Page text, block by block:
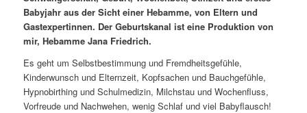
Babyjahr aus der Sicht einer Hebamme, von Eltern und
Gastexpertinnen. Der Geburtskanal ist eine Produktion von
mir, Hebamme Jana Friedrich.
Es geht um Selbstbestimmung und Fremdheitsgefühle,
Kinderwunsch und Elternzeit, Kopfsachen und Bauchgefühle,
Hypnobirthing und Schulmedizin, Milchstau und Wochenfluss,
Vorfreude und Nachwehen, wenig Schlaf und viel Babyflausch!